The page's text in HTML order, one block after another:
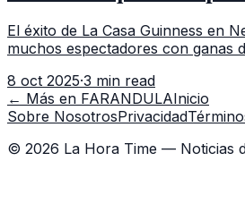
El éxito de La Casa Guinness en
muchos espectadores con ganas
político, económic
8 oct 2025·3 min read
← Más en FARANDULAInicio
Sobre NosotrosPrivacidad
© 2026 La Hora Time — Noticias